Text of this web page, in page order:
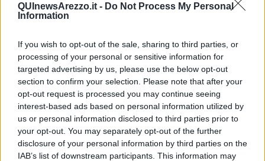
QUInewsArezzo.it - Do Not Process My Personal
Information
If you wish to opt-out of the sale, sharing to third parties, or
processing of your personal or sensitive information for
targeted advertising by us, please use the below opt-out
section to confirm your selection. Please note that after your
opt-out request is processed you may continue seeing
interest-based ads based on personal information utilized by
us or personal information disclosed to third parties prior to
your opt-out. You may separately opt-out of the further
disclosure of your personal information by third parties on the
IAB’s list of downstream participants. This information may
Indiani "domani proviamo a completare l'opera"
​L’Arezzo rompe l’incantesimo, battuto il Pineto
I tifosi amaranto in Pediatria per una donazione
Stadio agibile, l'Arezzo può giocare in casa
"Chi ci mette la faccia?" chiedono gli Ultras
Biglietti virtuali, consegnate le donazioni